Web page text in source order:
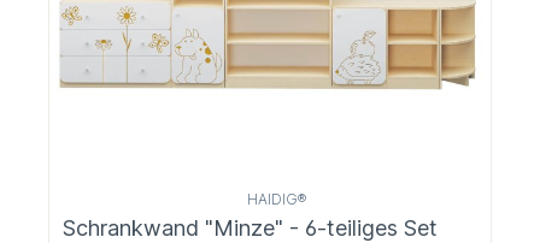
HAIDIG®
Schrankwand "Minze" - 6-teiliges Set